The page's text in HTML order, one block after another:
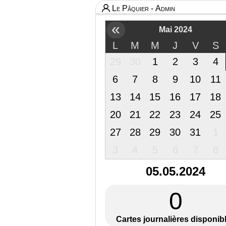
Le Pâquier - Admin
« Mai 2024
L M M J V
S
1 2 3
4
6
7 8 9 10
11
13
14 15 16 17
18
20
21 22 23 24
25
27
28 29 30 31
05.05.2024
0
Cartes journalières